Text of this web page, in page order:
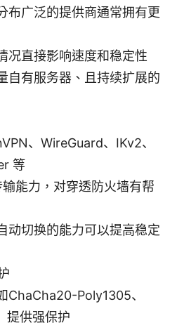
布广泛的提供商通常拥有更
况直接影响速度和稳定性
自有服务器、且持续扩展的
、WireGuard、IKv2、
等
能力，对穿透防火墙有帮
动切换的能力可以提高稳定
ChaCha20-Poly1305、
提供强保护